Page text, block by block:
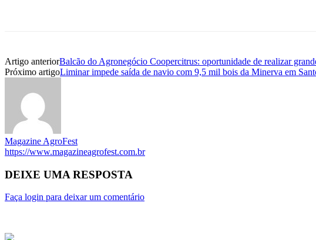
Artigo anteriorBalcão do Agronegócio Coopercitrus: oportunidade de realizar
Próximo artigoLiminar impede saída de navio com 9,5 mil bois da Minerva em
Magazine AgroFest
https://www.magazineagrofest.com.br
DEIXE UMA RESPOSTA
Faça login para deixar um comentário